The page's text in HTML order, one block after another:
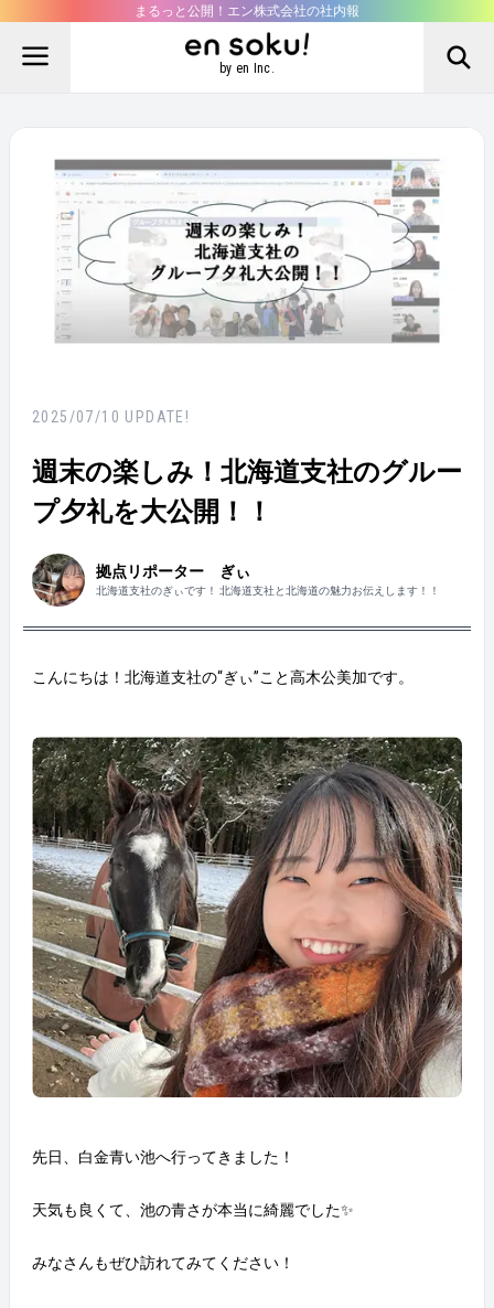
まるっと公開！エン株式会社の社内報
by en Inc.
2025/07/10 UPDATE!
週末の楽しみ！北海道支社のグルー
プ夕礼を大公開！！
拠点リポーター ぎぃ
北海道支社のぎぃです！ 北海道支社と北海道の魅力お伝えします！！
こんにちは！北海道支社の“ぎぃ”こと高木公美加です。
先日、白金青い池へ行ってきました！
天気も良くて、池の青さが本当に綺麗でした✨
みなさんもぜひ訪れてみてください！